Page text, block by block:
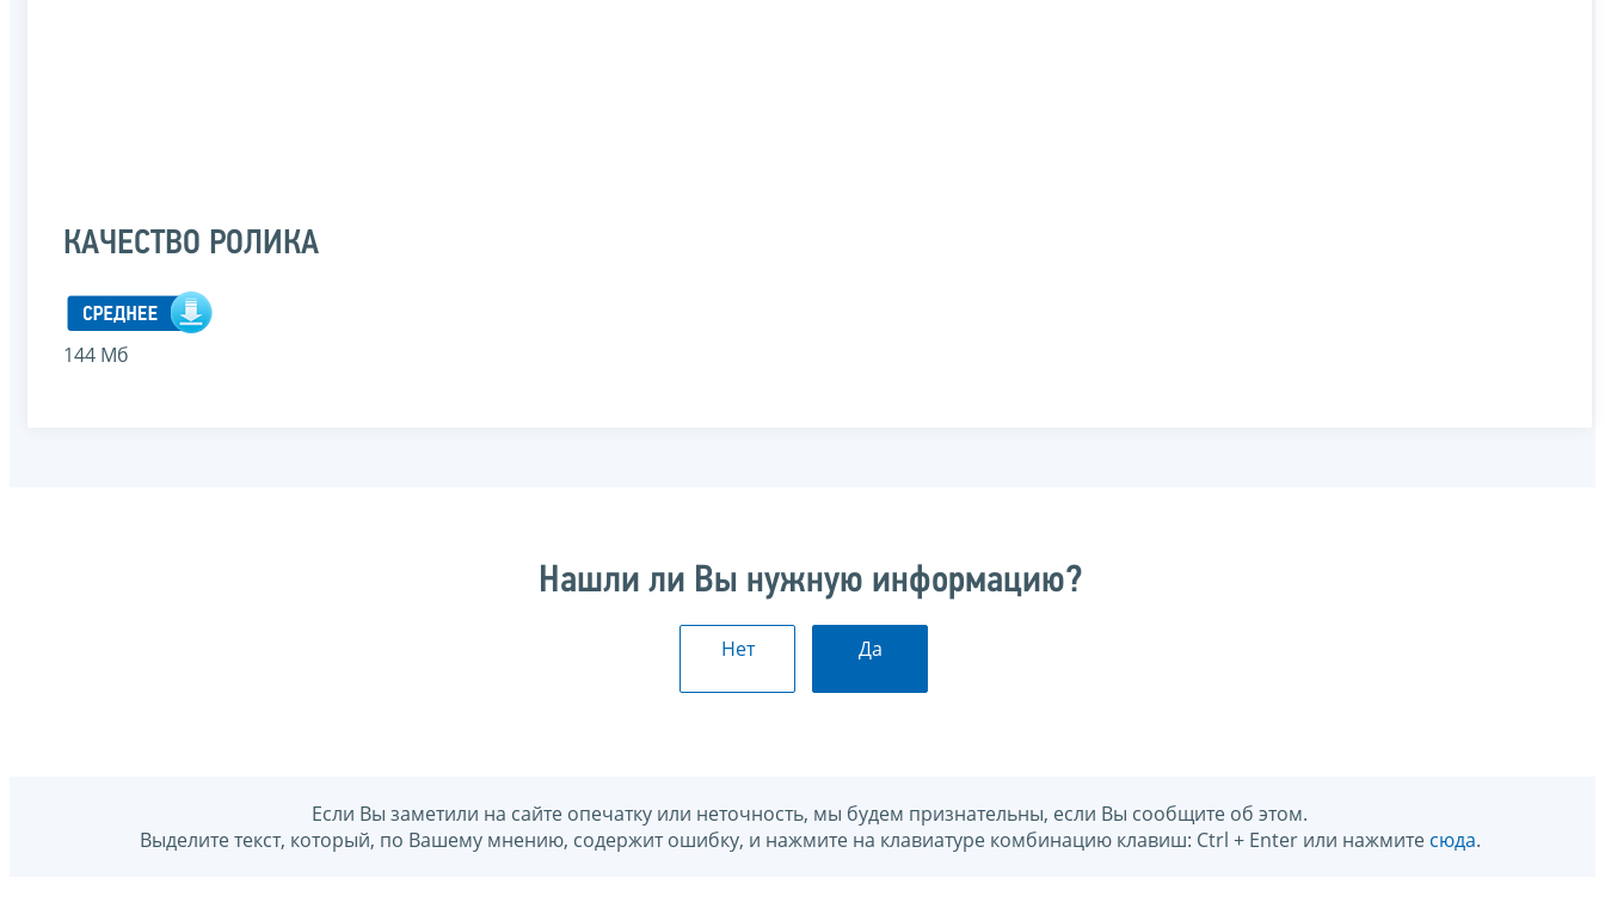
КАЧЕСТВО РОЛИКА
144 Мб
Нашли ли Вы нужную информацию?
Нет Да
Если Вы заметили на сайте опечатку или неточность, мы будем признательны, если Вы сообщите об этом.
Выделите текст, который, по Вашему мнению, содержит ошибку, и нажмите на клавиатуре комбинацию клавиш: Ctrl + Enter или нажмите сюда.